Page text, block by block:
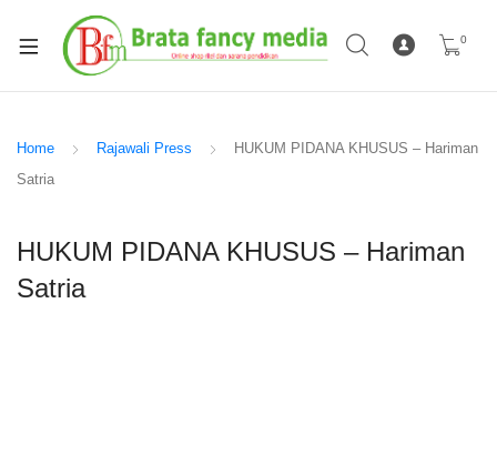
0
Home Rajawali Press
HUKUM PIDANA KHUSUS – Hariman
Satria
HUKUM PIDANA KHUSUS – Hariman
Satria